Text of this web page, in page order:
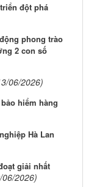
đột phá
phong trào
2 con số
06/2026)
hiểm hàng
Hà Lan
giải nhất
06/2026)